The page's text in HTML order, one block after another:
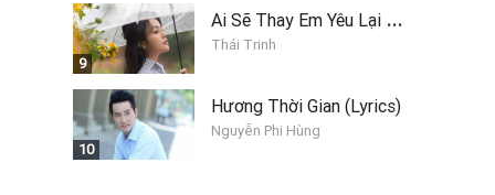
9
A
i Sẽ Thay Em Yêu Lại Anh
Thái Trinh
10
Hương Thời Gian (Lyrics)
Nguyễn Phi Hùng